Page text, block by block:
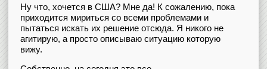
Ну что, хочется в США? Мне да! К сожалению, пока
приходится мириться со всеми проблемами и
пытаться искать их решение отсюда. Я никого не
агитирую, а просто описываю ситуацию которую
вижу.